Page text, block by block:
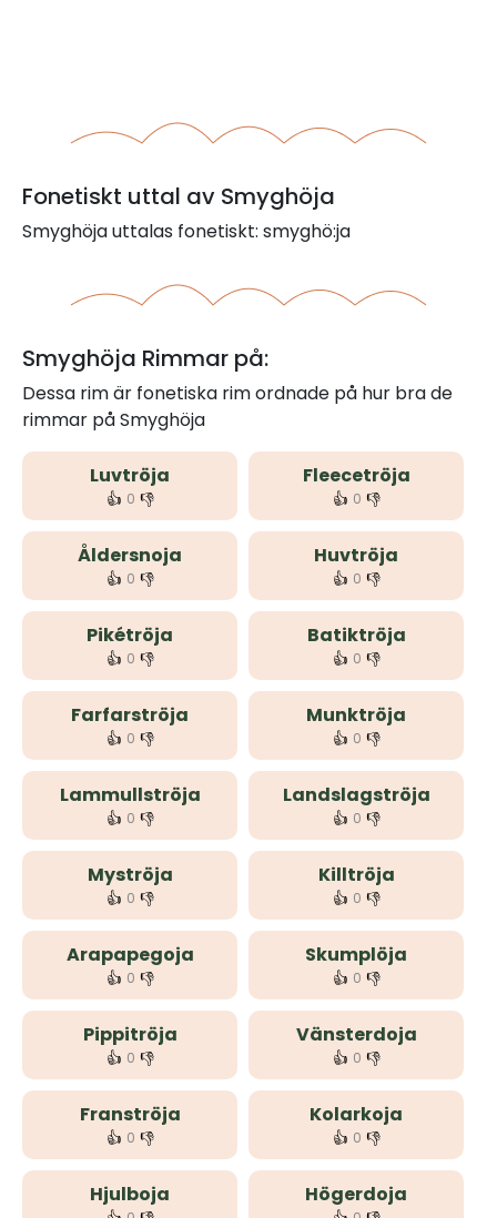
Fonetiskt uttal av Smyghöja
Smyghöja uttalas fonetiskt: smyghö:ja
Smyghöja Rimmar på:
Dessa rim är fonetiska rim ordnade på hur bra de
rimmar på Smyghöja
Luvtröja
👍 0 👎
Fleecetröja
👍 0 👎
Åldersnoja
👍 0 👎
Huvtröja
👍 0 👎
Pikétröja
👍 0 👎
Batiktröja
👍 0 👎
Farfarströja
👍 0 👎
Munktröja
👍 0 👎
Lammullströja
👍 0 👎
Landslagströja
👍 0 👎
Myströja
👍 0 👎
Killtröja
👍 0 👎
Arapapegoja
👍 0 👎
Skumplöja
👍 0 👎
Pippitröja
👍 0 👎
Vänsterdoja
👍 0 👎
Franströja
👍 0 👎
Kolarkoja
👍 0 👎
Hjulboja Högerdoja